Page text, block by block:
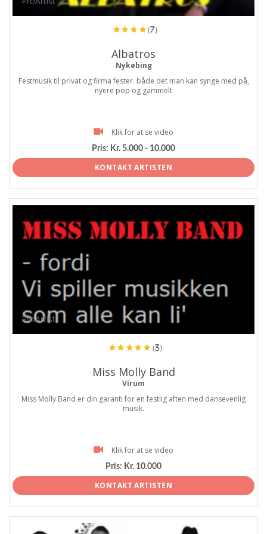
(7)
Albatros
Nykøbing
Festmusik til privat og firma fester. både det man kan synge med på,
nyere pop og gammelt
Klik for at se video
Pris: Kr. 5.000 - 10.000
KONTAKT ARTISTEN
ProArtist
(3)
Miss Molly Band
Virum
Miss Molly Band er din garanti for en festlig aften med dansevenlig
musik.
Klik for at se video
Pris: Kr. 10.000
KONTAKT ARTISTEN